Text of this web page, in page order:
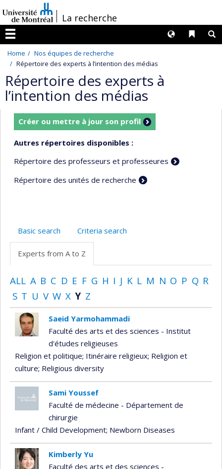
au
contenu
/La recherche
Menu
Liens
Langues
Home
Nos équipes de recherche
Répertoire des experts à l’intention des médias
Répertoire des experts à
l’intention des médias
Créer ou mettre à jour son profil
Autres répertoires disponibles :
Répertoire des professeurs et professeures
Répertoire des unités de recherche
Basic search Criteria search
Experts from A to Z
ALL A B C D E F G H I J K L M N O P Q R
S T U V W X Y Z
Saeid Yarmohammadi
Faculté des arts et des sciences - Institut
d'études religieuses
Religion et politique; Itinéraire religieux; Religion et
culture; Religious diversity
Sami Youssef
Faculté de médecine - Département de
chirurgie
Infant / Child Development; Newborn Diseases
Kimberly Yu
Faculté des arts et des sciences -